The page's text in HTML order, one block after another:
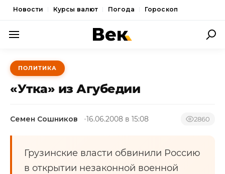
Новости Курсы валют Погода Гороскоп
ПОЛИТИКА
ЭКОНОМИКА
СПОРТ
КУЛЬТУРА
НОВОСТИ
ПОЛИТИКА
«Утка» из Агубедии
Семен Сошников 16.06.2008 в 15:08 2860
Грузинские власти обвинили Россию
в открытии незаконной военной